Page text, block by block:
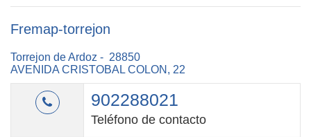
Fremap-torrejon
Torrejon de Ardoz - 28850
AVENIDA CRISTOBAL COLON, 22
902288021
Teléfono de contacto